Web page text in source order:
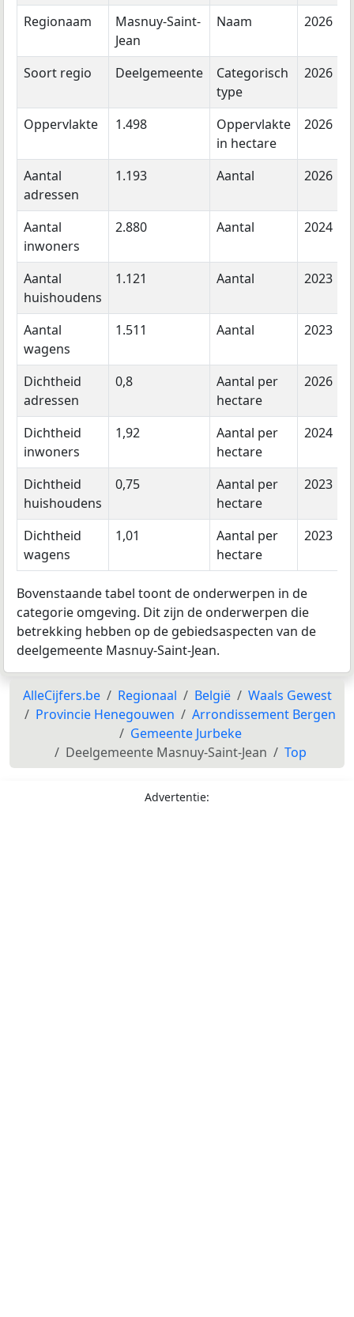
Regionaam
Masnuy-Saint-
Jean
Naam 2026
Soort regio Deelgemeente
Categorisch
type
2026
Oppervlakte 1.498
Oppervlakte
in hectare
2026
Aantal
adressen
1.193 Aantal 2026
Aantal
inwoners
2.880 Aantal 2024
Aantal
huishoudens
1.121 Aantal 2023
Aantal
wagens
1.511 Aantal 2023
Dichtheid
adressen
0,8
Aantal per
hectare
2026
Dichtheid
inwoners
1,92
Aantal per
hectare
2024
Dichtheid
huishoudens
0,75
Aantal per
hectare
2023
Dichtheid
wagens
1,01
Aantal per
hectare
2023
Bovenstaande tabel toont de onderwerpen in de
categorie omgeving. Dit zijn de onderwerpen die
betrekking hebben op de gebiedsaspecten van de
deelgemeente Masnuy-Saint-Jean.
AlleCijfers.be Regionaal België
Waals Gewest
Provincie Henegouwen
Arrondissement Bergen
Gemeente Jurbeke
Deelgemeente Masnuy-Saint-Jean
Top
Advertentie: